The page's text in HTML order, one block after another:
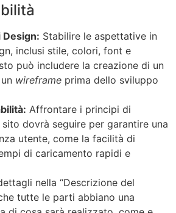
Design: Stabilire le aspettative in
inclusi stile, colori, font e
può includere la creazione di un
wireframe prima dello sviluppo
Affrontare i principi di
dovrà seguire per garantire una
utente, come la facilità di
di caricamento rapidi e
nella “Descrizione del
tutte le parti abbiano una